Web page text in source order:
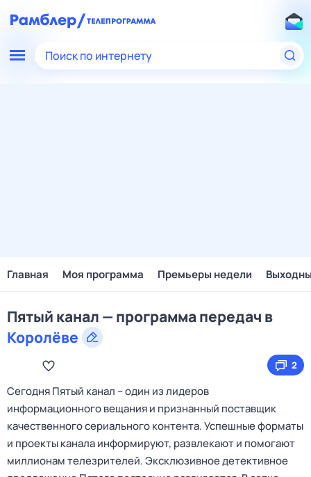
Поиск по интернету
Главная Моя программа Премьеры недели
Пятый канал — программа передач в
Королёве
2
Сегодня Пятый канал – один из лидеров
информационного вещания и признанный поставщик
качественного сериального контента. Успешные форматы
и проекты канала информируют, развлекают и помогают
миллионам телезрителей. Эксклюзивное детективное